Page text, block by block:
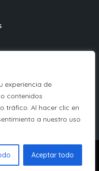
experiencia de
contenidos
tráfico. Al hacer clic en
a nuestro uso
Aceptar todo
Canal de
éthique
Español